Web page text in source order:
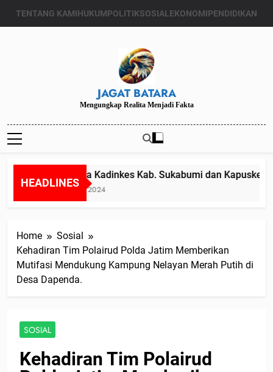
TENTANG KAMIHUKUMPOLITIKSOSIALEKONOMIPENDIDIKAN
JAGAT BATARA
Mengungkap Realita Menjadi Fakta
HEADLINES
Diduga Kadinkes Kab. Sukabumi dan
Juli 24, 2024
Home
Sosial
Kehadiran Tim Polairud Polda Jatim Memberikan
Mutifasi Mendukung Kampung Nelayan Merah Putih di
Desa Dapenda.
SOSIAL
Kehadiran Tim Polairud